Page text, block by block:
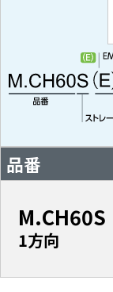
品番
M.CH60S
1方向